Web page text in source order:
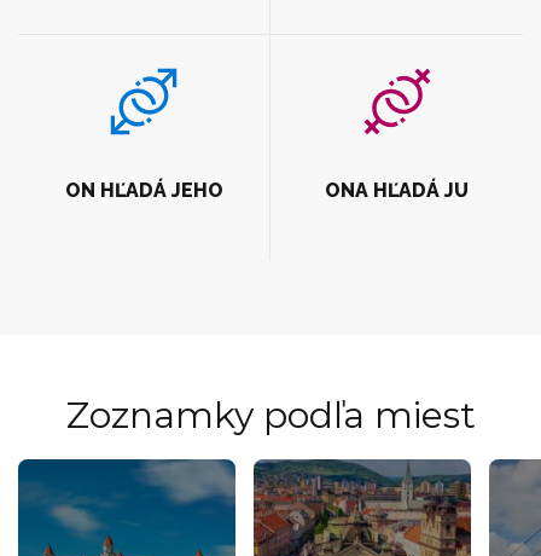
ON HĽADÁ JEHO ONA HĽADÁ JU
Zoznamky podľa miest